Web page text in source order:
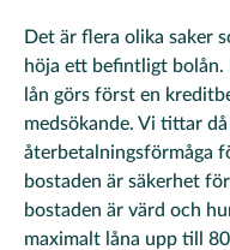
Det är flera olika saker
höja ett befintligt
lån görs först en
medsökande. Vi tittar
återbetalningsförmåga
bostaden är säkerhet
bostaden är värd och
maximalt låna upp till